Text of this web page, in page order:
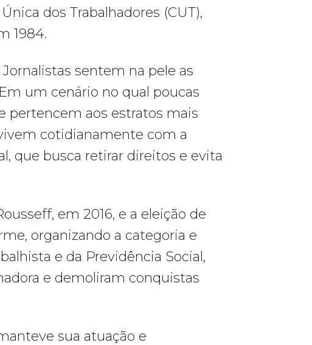
dos Trabalhadores (CUT),
1984.
sentem na pele as
um cenário no qual poucas
pertencem aos estratos mais
cotidianamente com a
que busca retirar direitos e evita
em 2016, e a eleição de
organizando a categoria e
e da Previdência Social,
e demoliram conquistas
sua atuação e